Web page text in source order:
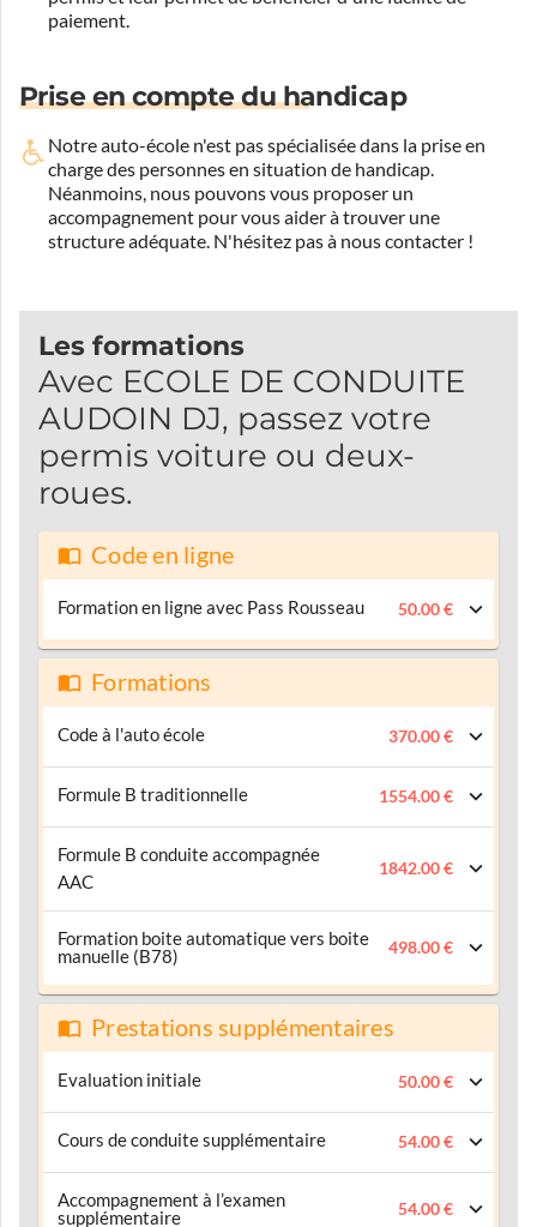
paiement.
Prise en compte du handicap
Notre auto-école n'est pas spécialisée dans la prise en
charge des personnes en situation de handicap.
Néanmoins, nous pouvons vous proposer un
accompagnement pour vous aider à trouver une
structure adéquate. N'hésitez pas à nous contacter !
Les formations
Avec ECOLE DE CONDUITE
AUDOIN DJ, passez votre
permis voiture ou deux-
roues.
Code en ligne
Formation en ligne avec Pass Rousseau 50.00 €
Formations
Code à l'auto école 370.00 €
Formule B traditionnelle 1554.00 €
Formule B conduite accompagnée
AAC
1842.00 €
Formation boite automatique vers boite
manuelle (B78)
498.00 €
Prestations supplémentaires
Evaluation initiale 50.00 €
Cours de conduite supplémentaire 54.00 €
Accompagnement à l’examen
supplémentaire
54.00 €